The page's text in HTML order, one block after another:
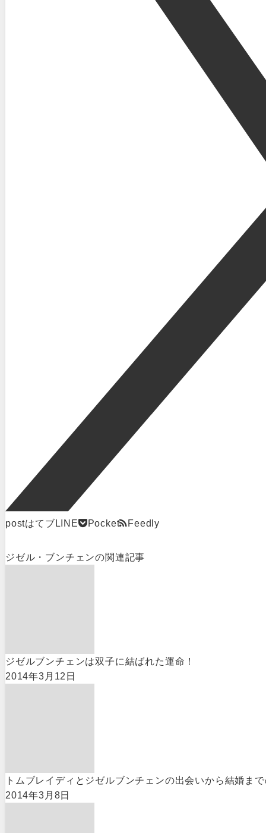
postはてブ LINE Pocket Feedly
ジゼル・ブンチェンの関連記事
ジゼルブンチェンは双子に結ばれた運命！
2014年3月12日
トムブレイディとジゼルブンチェンの出会いから結婚ま
2014年3月8日